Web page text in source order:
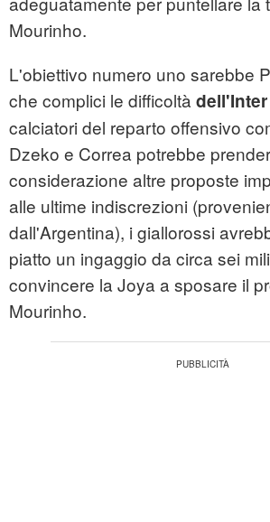
Mourinho.
L'obiettivo numero uno sarebbe
che complici le difficoltà dell'Inter
calciatori del reparto offensivo
Dzeko e Correa potrebbe
considerazione altre proposte
alle ultime indiscrezioni
dall'Argentina), i giallorossi
piatto un ingaggio da circa sei
convincere la Joya a sposare il
Mourinho.